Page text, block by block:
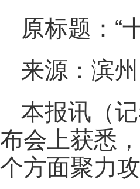
原标题：“
来源：滨
本报讯（
布会上获悉
个方面聚力攻